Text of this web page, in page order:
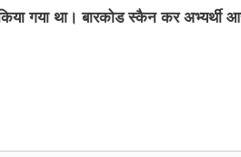
गया था। बारकोड स्कैन कर अभ्यर्थी